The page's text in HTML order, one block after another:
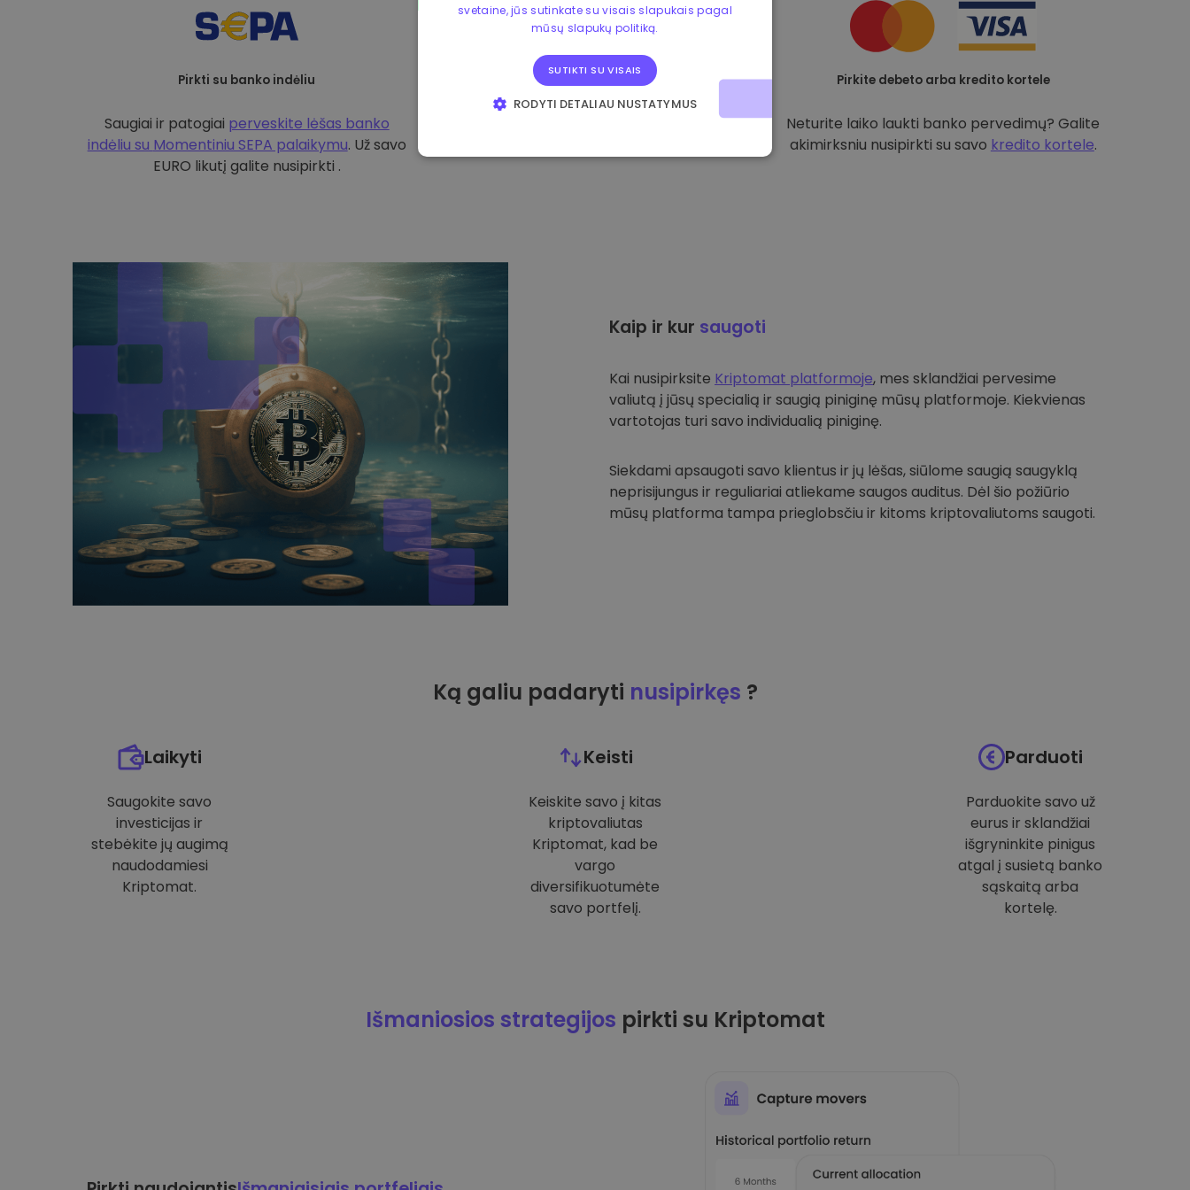
Pirkti su banko indėliu
Saugiai ir patogiai perveskite lėšas banko
indėliu su Momentiniu SEPA palaikymu. Už savo
EURO likutį galite nusipirkti .
Pirkite debeto arba kredito kortele
Neturite laiko laukti banko pervedimų? Galite
akimirksniu nusipirkti su savo kredito kortele.
Kaip ir kur saugoti
Kai nusipirksite Kriptomat platformoje, mes sklandžiai pervesime
valiutą į jūsų specialią ir saugią piniginę mūsų platformoje. Kiekvienas
vartotojas turi savo individualią piniginę.
Siekdami apsaugoti savo klientus ir jų lėšas, siūlome saugią saugyklą
neprisijungus ir reguliariai atliekame saugos auditus. Dėl šio požiūrio
mūsų platforma tampa prieglobsčiu ir kitoms kriptovaliutoms saugoti.
Ką galiu padaryti nusipirkęs ?
Laikyti
Saugokite savo
investicijas ir
stebėkite jų augimą
naudodamiesi
Kriptomat.
Keisti
Keiskite savo į kitas
kriptovaliutas
Kriptomat, kad be
vargo
diversifikuotumėte
savo portfelį.
Parduoti
Parduokite savo už
eurus ir sklandžiai
išgryninkite pinigus
atgal į susietą banko
sąskaitą arba
kortelę.
Išmaniosios strategijos pirkti su Kriptomat
svetaine, jūs sutinkate su visais slapukais pagal
mūsų slapukų politiką.
SUTIKTI SU VISAIS
RODYTI DETALIAU NUSTATYMUS